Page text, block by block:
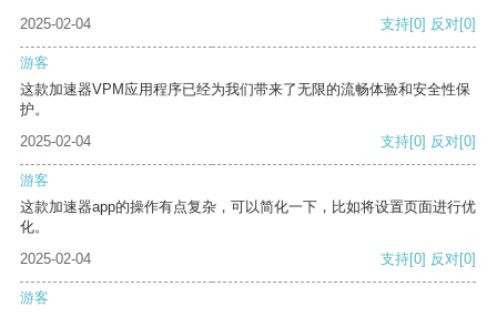
2025-02-04 支持[0] 反对[0]
游客
这款加速器VPM应用程序已经为我们带来了无限的流畅体验和安全性保
护。
2025-02-04
支持[0] 反对[0]
游客
这款加速器app的操作有点复杂，可以简化一下，比如将设置页面进行优
化。
2025-02-04
支持[0] 反对[0]
游客